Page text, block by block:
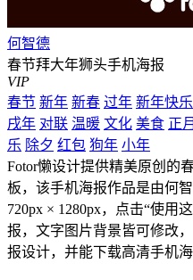
何智德
春节拜大年狮头手机海报
VIP
春节 新年 新春 过年 新年快乐
戌年 对联 温暖 文化 美食 正
乐 除夕 红包 狗年 小年
Fotor懒设计提供精美原创的
板，该手机海报作品是由何
720px × 1280px，点击“使用
报，文字图片背景皆可修改
报设计，并能下载高清手机海